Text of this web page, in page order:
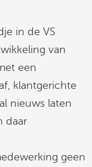
in de VS
van
een
klantgerichte
nieuws laten
daar
geen